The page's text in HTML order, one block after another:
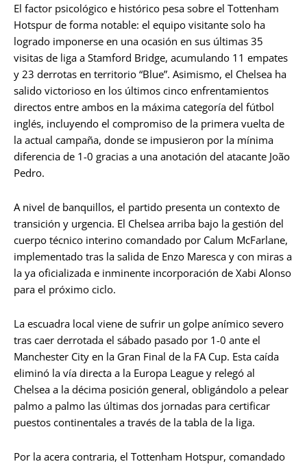
El factor psicológico e histórico pesa sobre el Tottenham
Hotspur de forma notable: el equipo visitante solo ha
logrado imponerse en una ocasión en sus últimas 35
visitas de liga a Stamford Bridge, acumulando 11 empates
y 23 derrotas en territorio “Blue”. Asimismo, el Chelsea ha
salido victorioso en los últimos cinco enfrentamientos
directos entre ambos en la máxima categoría del fútbol
inglés, incluyendo el compromiso de la primera vuelta de
la actual campaña, donde se impusieron por la mínima
diferencia de 1-0 gracias a una anotación del atacante João
Pedro.
A nivel de banquillos, el partido presenta un contexto de
transición y urgencia. El Chelsea arriba bajo la gestión del
cuerpo técnico interino comandado por Calum McFarlane,
implementado tras la salida de Enzo Maresca y con miras a
la ya oficializada e inminente incorporación de Xabi Alonso
para el próximo ciclo.
La escuadra local viene de sufrir un golpe anímico severo
tras caer derrotada el sábado pasado por 1-0 ante el
Manchester City en la Gran Final de la FA Cup. Esta caída
eliminó la vía directa a la Europa League y relegó al
Chelsea a la décima posición general, obligándolo a pelear
palmo a palmo las últimas dos jornadas para certificar
puestos continentales a través de la tabla de la liga.
Por la acera contraria, el Tottenham Hotspur, comandado